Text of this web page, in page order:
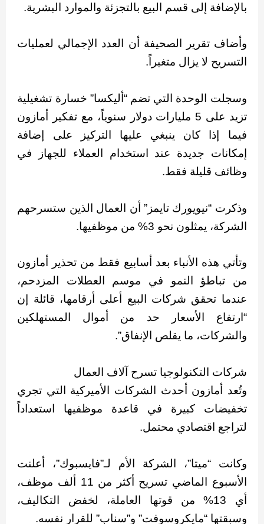
بالإضافة إلى قسم البيع بالتجزئة والموارد البشرية.
وأضاف تقرير الصحيفة أن العدد الإجمالي لعمليات
التسريح لا يزال متغيراً.
وسجلت الوحدة التي تضم “أليكسا” خسارة تشغيلية
تزيد على 5 مليارات دولار سنوياً، مع تفكير أمازون
فيما إذا كان ينبغي عليها التركيز على إضافة
إمكانات جديدة عند استخدام العملاء للجهاز في
وظائف قليلة فقط.
وذكرت “نيويورك تايمز” أن العمال الذين ستسرحهم
الشركة، يمثلون نحو 3% من موظفيها.
وتأتي هذه الأنباء بعد أسابيع فقط من تحذير أمازون
من تباطؤ النمو في موسم العطلات المزدحم،
عندما تحقق شركات البيع أعلى أرقامها، قائلة إن
“ارتفاع الأسعار حد من أموال المستهلكين
والشركات، ما يقلص الإنفاق”.
شركات التكنولوجيا تسرح آلاف العمال
وتُعد أمازون أحدث الشركات الأميركية التي تجري
تخفيضات كبيرة في قاعدة موظفيها استعداداً
لتراجع اقتصادي محتمل.
وكانت “ميتا”، الشركة الأم لـ”فايسبوك”، أعلنت
الأسبوع الماضي تسريح أكثر من 11 ألف موظف،
أي 13% من قوتها العاملة، لخفض التكاليف،
وسبقتها “مايكروسوفت” و”سناب” للقرار نفسه.